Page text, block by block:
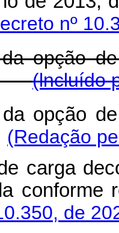
nº
opção
(lncluído
opção
(Redação
carga
de